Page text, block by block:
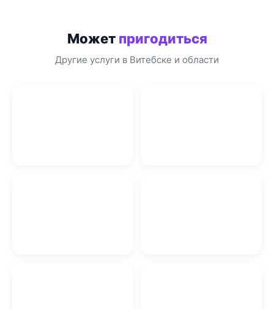
Может пригодиться
Другие услуги в Витебске и области